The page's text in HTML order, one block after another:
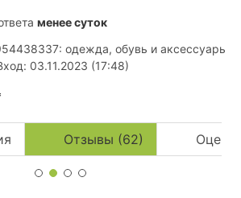
менее суток
одежда, обувь и аксессуары.
: 03.11.2023 (17:48)
Отзывы (62)